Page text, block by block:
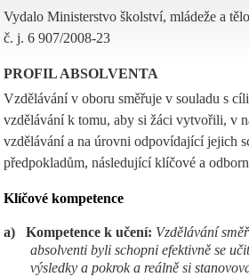
Vydalo Ministerstvo školství, mládeže a
č. j. 6 907/2008-23
PROFIL ABSOLVENTA
Vzdělávání v oboru směřuje v souladu s
vzdělávání k tomu, aby si žáci vytvořili, v
vzdělávání a na úrovni odpovídající jejich
předpokladům, následující klíčové a
Klíčové kompetence
a) Kompetence k učení: Vzdělávání
absolventi byli schopni efektivně se
výsledky a pokrok a reálně si